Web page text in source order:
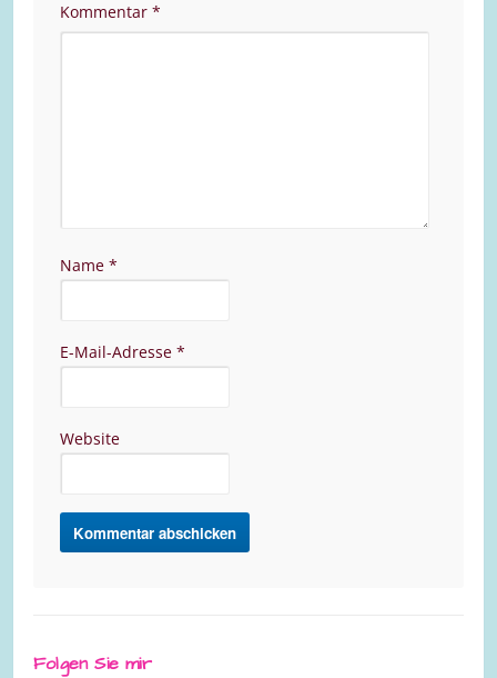
Kommentar *
Name *
E-Mail-Adresse *
Website
Folgen Sie mir